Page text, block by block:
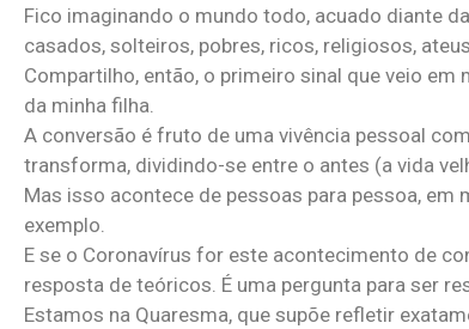
Fico imaginando o mundo todo, acuado diante
casados, solteiros, pobres, ricos, religiosos,
Compartilho, então, o primeiro sinal que veio
da minha filha.
A conversão é fruto de uma vivência pessoal
transforma, dividindo-se entre o antes (a vida
Mas isso acontece de pessoas para pessoa, em
exemplo.
E se o Coronavírus for este acontecimento de
resposta de teóricos. É uma pergunta para ser
Estamos na Quaresma, que supõe refletir